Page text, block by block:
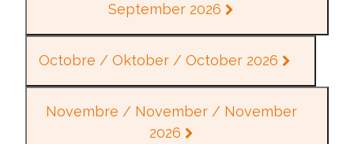
September 2026
Octobre / Oktober / October 2026
Novembre / November / November
2026